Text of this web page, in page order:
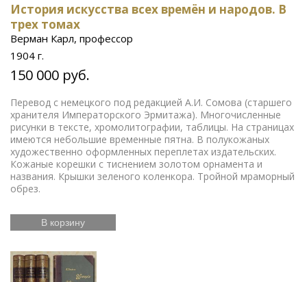
История искусства всех времён и народов. В
трех томах
Верман Карл, профессор
1904 г.
150 000 руб.
Перевод с немецкого под редакцией А.И. Сомова (старшего
хранителя Императорского Эрмитажа). Многочисленные
рисунки в тексте, хромолитографии, таблицы. На страницах
имеются небольшие временные пятна. В полукожаных
художественно оформленных переплетах издательских.
Кожаные корешки с тиснением золотом орнамента и
названия. Крышки зеленого коленкора. Тройной мраморный
обрез.
В корзину